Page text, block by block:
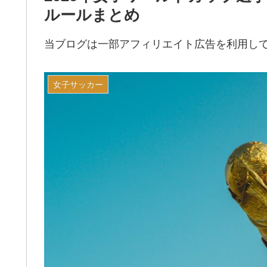
ルールまとめ
当ブログは一部アフィリエイト広告を利用し
女子サッカー